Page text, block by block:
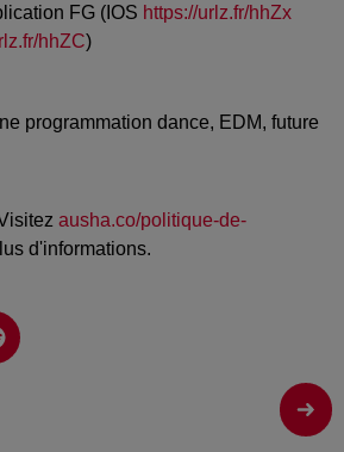
FG (IOS https://urlz.fr/hhZx
hhZC)
programmation dance, EDM, future
ausha.co/politique-de-
d'informations.